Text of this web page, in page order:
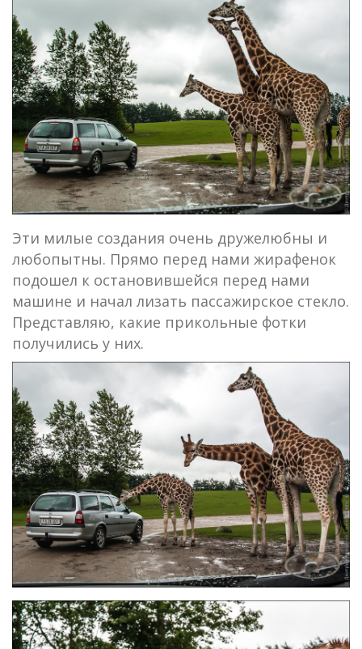
Эти милые создания очень дружелюбны и
любопытны. Прямо перед нами жирафенок
подошел к остановившейся перед нами
машине и начал лизать пассажирское стекло.
Представляю, какие прикольные фотки
получились у них.